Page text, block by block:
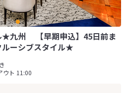
★九州 【早期申込】45日前ま
ーシブスタイル★
ト 11:00